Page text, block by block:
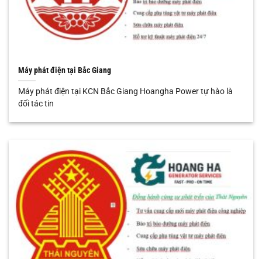
Máy phát điện tại Bắc Giang
Máy phát điện tại KCN Bắc Giang Hoangha Power tự hào là
đối tác tin